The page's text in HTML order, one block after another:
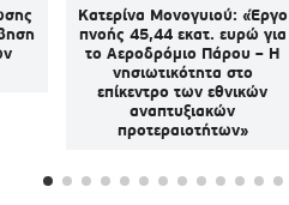
Κατερίνα Μονογυιού: «Έργο
πνοής 45,44 εκατ. ευρώ για
το Αεροδρόμιο Πάρου – Η
νησιωτικότητα στο
επίκεντρο των εθνικών
αναπτυξιακών
προτεραιοτήτων»